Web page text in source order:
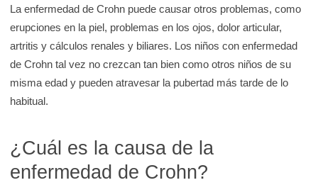
La enfermedad de Crohn puede causar otros problemas, como
erupciones en la piel, problemas en los ojos, dolor articular,
artritis y cálculos renales y biliares. Los niños con enfermedad
de Crohn tal vez no crezcan tan bien como otros niños de su
misma edad y pueden atravesar la pubertad más tarde de lo
habitual.
¿Cuál es la causa de la
enfermedad de Crohn?